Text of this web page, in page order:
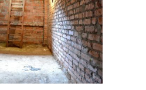
Низкий погреб